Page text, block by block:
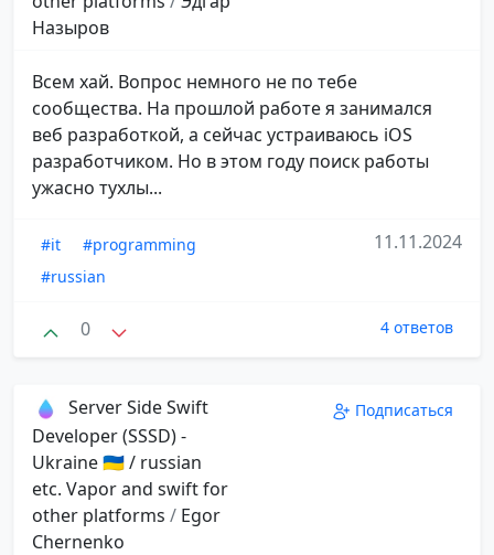
Назыров
Всем хай. Вопрос немного не по тебе
сообщества. На прошлой работе я занимался
веб разработкой, а сейчас устраиваюсь iOS
разработчиком. Но в этом году поиск работы
ужасно тухлы...
#it
#programming
#russian
11.11.2024
0 4 ответов
Server Side Swift
Developer (SSSD) -
Ukraine 🇺🇦 / russian
etc. Vapor and swift for
other platforms / Egor
Chernenko
Подписаться